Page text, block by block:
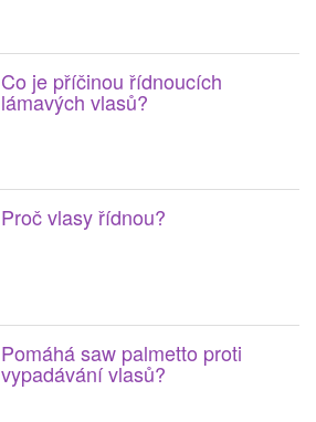
Co je příčinou řídnoucích
lámavých vlasů?
Proč vlasy řídnou?
Pomáhá saw palmetto proti
vypadávání vlasů?